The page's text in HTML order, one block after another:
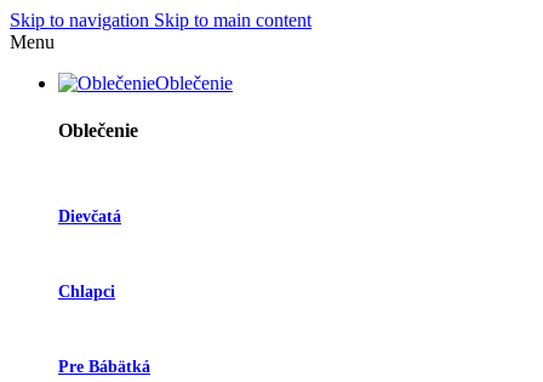
Skip to navigation Skip to main content
Menu
Oblečenie
Oblečenie
Dievčatá
Chlapci
Pre Bábätká